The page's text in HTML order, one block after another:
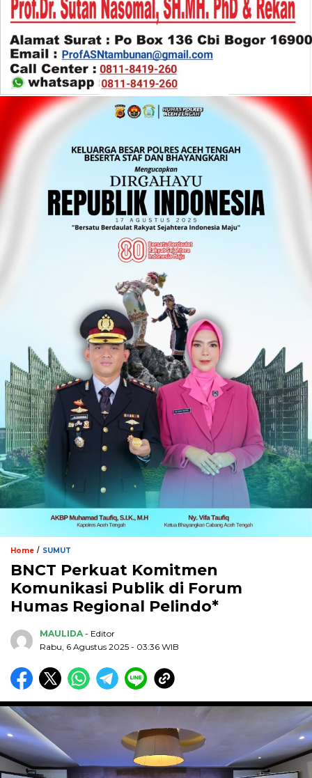
Home / SUMUT
BNCT Perkuat Komitmen
Komunikasi Publik di Forum
Humas Regional Pelindo*
MAULIDA - Editor
Rabu, 6 Agustus 2025 - 03:36 WIB